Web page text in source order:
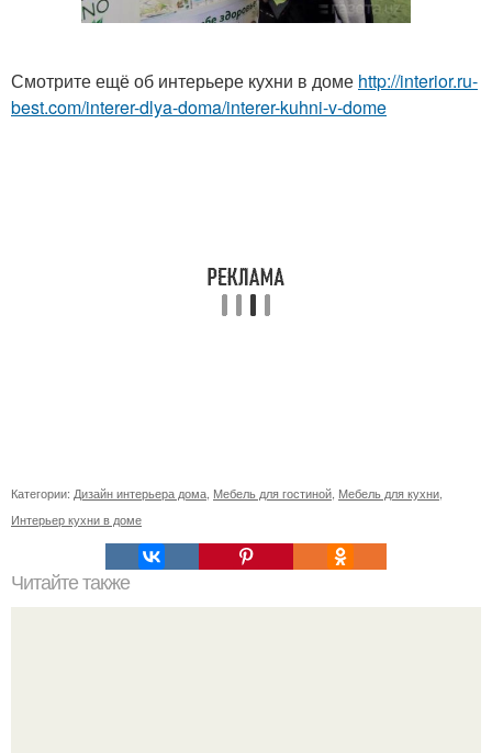
Смотрите ещё об интерьере кухни в доме http://interior.ru-
best.com/interer-dlya-doma/interer-kuhni-v-dome
Категории: Дизайн интерьера дома Мебель для гостиной Мебель для кухни
Интерьер кухни в доме
Читайте также